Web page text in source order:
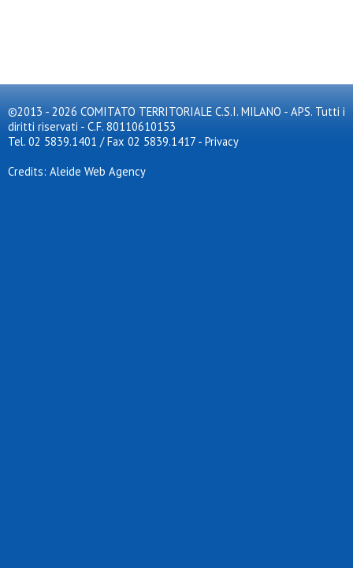
©2013 - 2026 COMITATO TERRITORIALE C.S.I. MILANO - APS. Tutti i
diritti riservati - C.F. 80110610153
Tel. 02 5839.1401 / Fax 02 5839.1417 - Privacy
Credits: Aleide Web Agency